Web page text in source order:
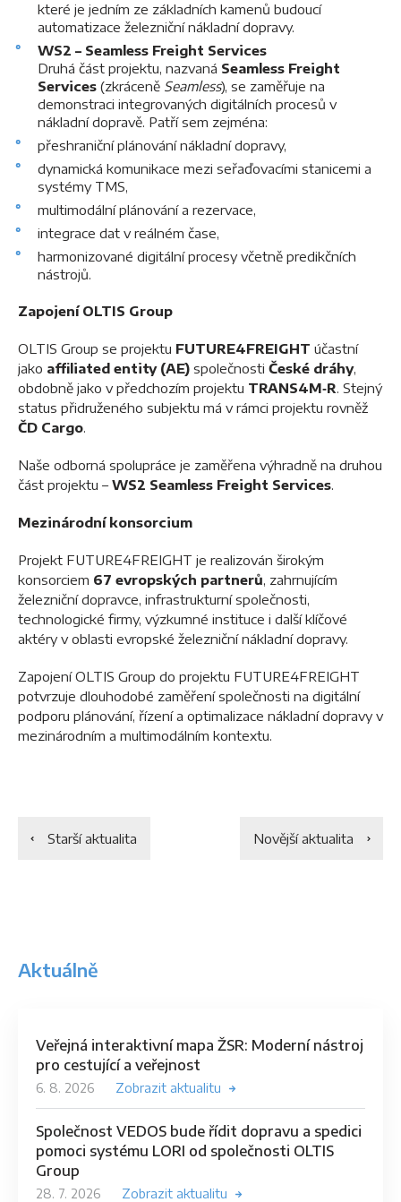
které je jedním ze základních kamenů budoucí
automatizace železniční nákladní dopravy.
WS2 – Seamless Freight Services
Druhá část projektu, nazvaná Seamless Freight
Services (zkráceně Seamless), se zaměřuje na
demonstraci integrovaných digitálních procesů v
nákladní dopravě. Patří sem zejména:
přeshraniční plánování nákladní dopravy,
dynamická komunikace mezi seřaďovacími stanicemi a
systémy TMS,
multimodální plánování a rezervace,
integrace dat v reálném čase,
harmonizované digitální procesy včetně predikčních
nástrojů.
Zapojení OLTIS Group
OLTIS Group se projektu FUTURE4FREIGHT účastní
jako affiliated entity (AE) společnosti České dráhy,
obdobně jako v předchozím projektu TRANS4M‑R. Stejný
status přidruženého subjektu má v rámci projektu rovněž
ČD Cargo.
Naše odborná spolupráce je zaměřena výhradně na druhou
část projektu –WS2 Seamless Freight Services.
Mezinárodní konsorcium
Projekt FUTURE4FREIGHT je realizován širokým
konsorciem 67 evropských partnerů, zahrnujícím
železniční dopravce, infrastrukturní společnosti,
technologické firmy, výzkumné instituce i další klíčové
aktéry v oblasti evropské železniční nákladní dopravy.
Zapojení OLTIS Group do projektu FUTURE4FREIGHT
potvrzuje dlouhodobé zaměření společnosti na digitální
podporu plánování, řízení a optimalizace nákladní dopravy v
mezinárodním a multimodálním kontextu.
Starší aktualita Novější aktualita
Aktuálně
Veřejná interaktivní mapa ŽSR: Moderní nástroj
pro cestující a veřejnost
6. 8. 2026 Zobrazit aktualitu
Společnost VEDOS bude řídit dopravu a spedici
pomoci systému LORI od společnosti OLTIS
Group
28. 7. 2026 Zobrazit aktualitu